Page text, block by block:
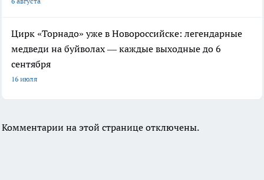
Цирк «Торнадо» уже в Новороссийске: легендарные
медведи на буйволах — каждые выходные до 6
сентября
16 июля
Комментарии на этой странице отключены.